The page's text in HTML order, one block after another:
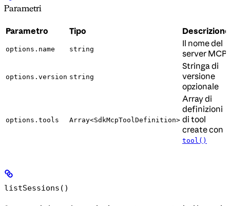
Parametri
Parametro Tipo Descrizione
options.name string
Il nome del
server MCP
options.version string
Stringa di
versione
opzionale
options.tools Array<SdkMcpToolDefinition>
Array di
definizioni
di tool
create con
tool()
listSessions()